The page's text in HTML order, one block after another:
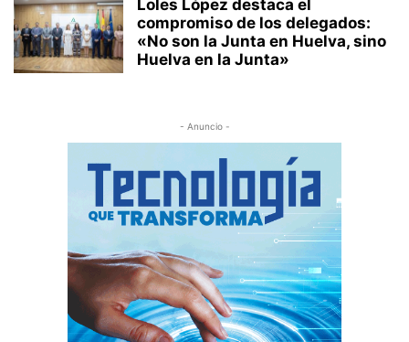
Loles López destaca el
compromiso de los delegados:
«No son la Junta en Huelva, sino
Huelva en la Junta»
- Anuncio -